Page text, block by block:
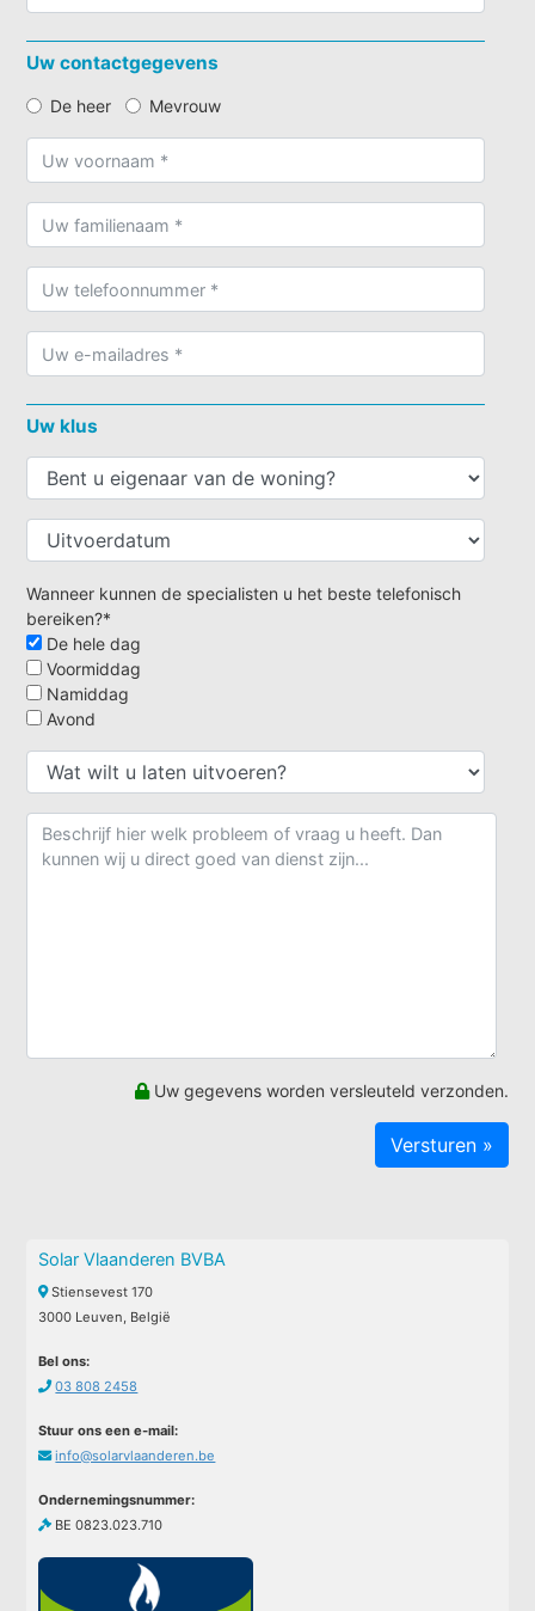
Uw contactgegevens
De heer Mevrouw
Uw klus
Wanneer kunnen de specialisten u het beste telefonisch
bereiken?*
De hele dag
Voormiddag
Namiddag
Avond
Uw gegevens worden versleuteld verzonden.
Solar Vlaanderen BVBA
Stiensevest 170
3000 Leuven, België
Bel ons:
03 808 2458
Stuur ons een e-mail:
info@solarvlaanderen.be
Ondernemingsnummer:
BE 0823.023.710